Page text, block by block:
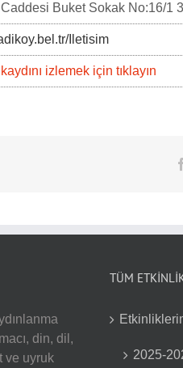
Buket Sokak No:16/1
Iletisim
izlemek için tıklayın
din, dil,
ve uyruk
TÜM
2025-